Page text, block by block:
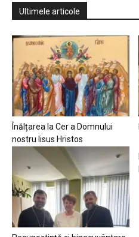
Ultimele articole
Înălțarea la Cer a Domnului
nostru Iisus Hristos